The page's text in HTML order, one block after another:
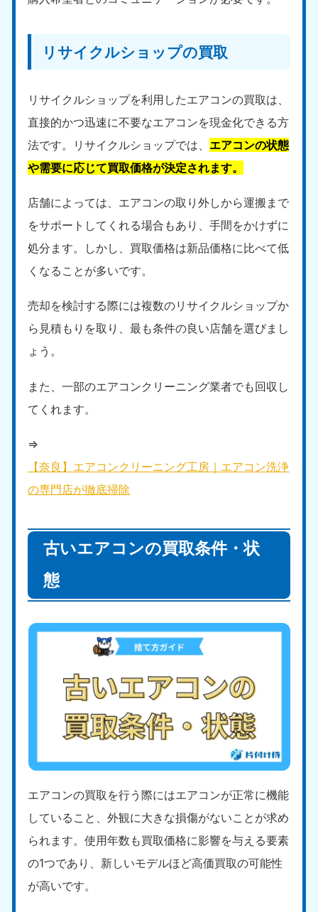
リサイクルショップの買取
リサイクルショップを利用したエアコンの買取は、
直接的かつ迅速に不要なエアコンを現金化できる方
法です。リサイクルショップでは、 エアコンの状態
や需要に応じて買取価格が決定されます。
店舗によっては、エアコンの取り外しから運搬まで
をサポートしてくれる場合もあり、手間をかけずに
処分ます。しかし、買取価格は新品価格に比べて低
くなることが多いです。
売却を検討する際には複数のリサイクルショップか
ら見積もりを取り、最も条件の良い店舗を選びまし
ょう。
また、一部のエアコンクリーニング業者でも回収し
てくれます。
⇒
【奈良】エアコンクリーニング工房｜エアコン洗浄
の専門店が徹底掃除
古いエアコンの買取条件・状
態
エアコンの買取を行う際にはエアコンが正常に機能
していること、外観に大きな損傷がないことが求め
られます。使用年数も買取価格に影響を与える要素
の1つであり、新しいモデルほど高価買取の可能性
が高いです。